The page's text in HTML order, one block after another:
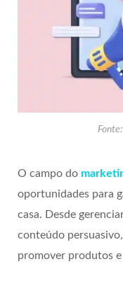
O campo do
oportunidades para
casa. Desde
conteúdo
promover produtos